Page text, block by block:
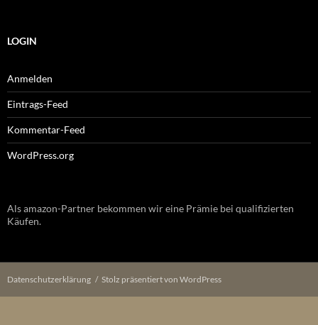
LOGIN
Anmelden
Eintrags-Feed
Kommentar-Feed
WordPress.org
Als amazon-Partner bekommen wir eine Prämie bei qualifizierten
Käufen.
Datenschutzerklärung Stolz präsentiert von WordPress